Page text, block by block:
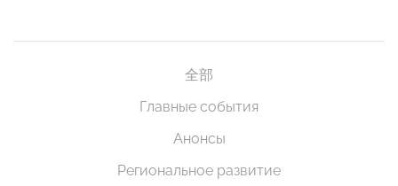
全部
Главные события
Анонсы
Региональное развитие